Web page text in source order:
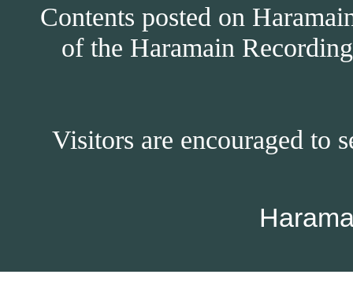
Contents posted on
of the Haramain
Visitors are encouraged to